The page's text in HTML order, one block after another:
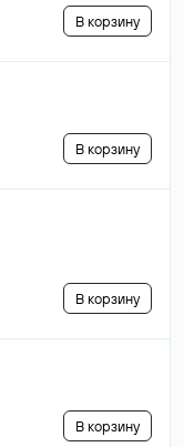
В корзину
В корзину
В корзину
В корзину